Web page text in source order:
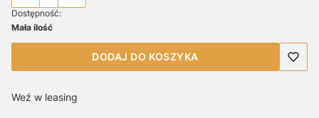
Dostępność:
Mała ilość
DODAJ DO KOSZYKA
Weź w leasing